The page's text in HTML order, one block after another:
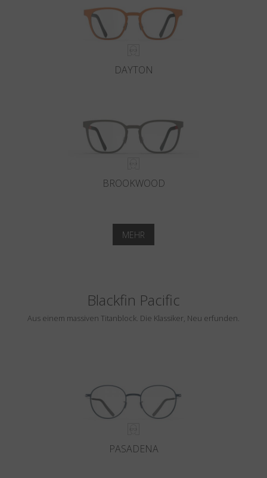
DAYTON
BROOKWOOD
MEHR
Blackfin Pacific
Aus einem massiven Titanblock. Die Klassiker, Neu erfunden.
PASADENA